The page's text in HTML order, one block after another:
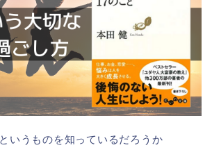
いうものを知っているだろうか